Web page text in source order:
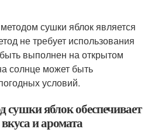
сушки яблок является
не требует использования
выполнен на открытом
солнце может быть
условий.
сушки яблок обеспечивает
и аромата